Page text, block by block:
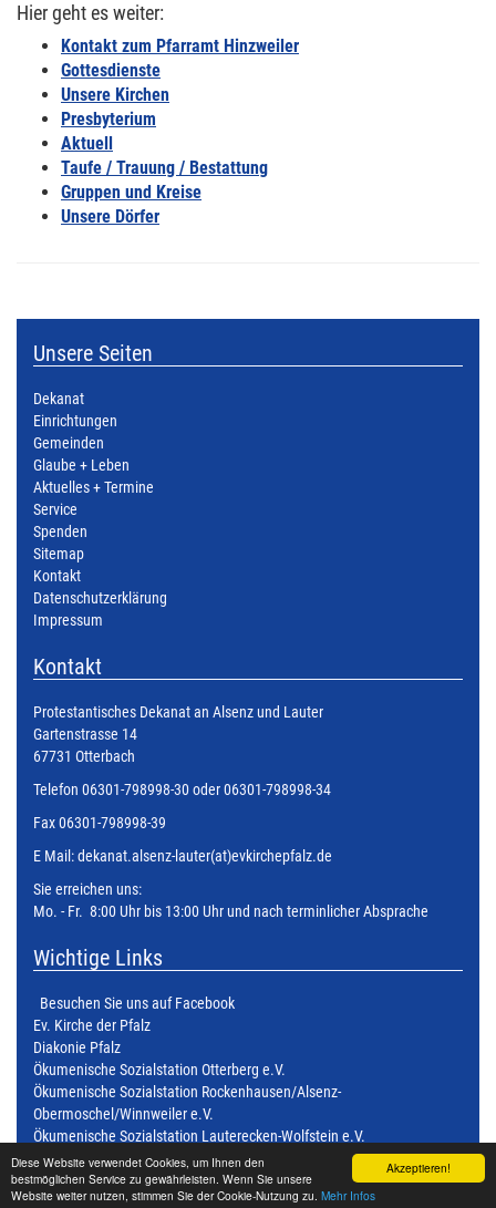
Akzeptieren!
Diese Website verwendet Cookies, um Ihnen den
bestmöglichen Service zu gewährleisten. Wenn Sie unsere
Website weiter nutzen, stimmen Sie der Cookie-Nutzung zu. Mehr Infos
Hier geht es weiter:
Kontakt zum Pfarramt Hinzweiler
Gottesdienste
Unsere Kirchen
Presbyterium
Aktuell
Taufe / Trauung / Bestattung
Gruppen und Kreise
Unsere Dörfer
Unsere Seiten
Dekanat
Einrichtungen
Gemeinden
Glaube + Leben
Aktuelles + Termine
Service
Spenden
Sitemap
Kontakt
Datenschutzerklärung
Impressum
Kontakt
Protestantisches Dekanat an Alsenz und Lauter
Gartenstrasse 14
67731 Otterbach
Telefon 06301-798998-30 oder 06301-798998-34
Fax 06301-798998-39
E Mail:dekanat.alsenz-lauter(at)evkirchepfalz.de
Sie erreichen uns:
Mo. - Fr. 8:00 Uhr bis 13:00 Uhr und nach terminlicher Absprache
Wichtige Links
Besuchen Sie uns auf Facebook
Ev. Kirche der Pfalz
Diakonie Pfalz
Ökumenische Sozialstation Otterberg e.V.
Ökumenische Sozialstation Rockenhausen/Alsenz-
Obermoschel/Winnweiler e.V.
Ökumenische Sozialstation Lauterecken-Wolfstein e.V.
Ökumenische Sozialstation Kusel - Altenglan e.V.
Ökumenische Sozialstation Kaiserslautern Süd e.V.